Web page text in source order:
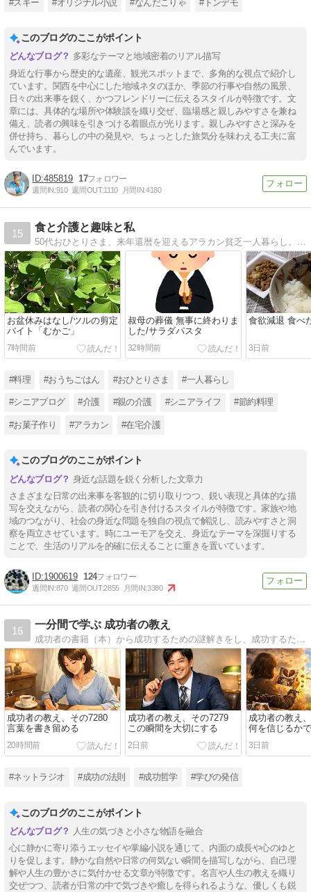
#スキー #オリジナル小説 #なんだこりゃ #トンデモ
このブログのここがポイント
多彩なテーマと地域密着のリアル描写
身近な行事から歴史的な遺産、観光スポットまで、多角的な視点で紹介し
ています。関西を中心にした地域ネタのほか、季節の行事や自然の風景、
日々の出来事を鋭く、かつフレンドリーに伝えるスタイルが特徴です。文
章には、具体的な場所や体験談を織り交ぜ、臨場感と親しみやすさを兼ね
備え、読者の興味を引きつける着眼点が光ります。親しみやすさと深みを
併せ持ち、暮らしの中の発見や、ちょっとした旅気分を味わえる工夫に富
んでいます。
485819 17
週間IN:910 週間OUT:1110 月間IN:4180
15
食と介護と趣味と私
お盆休みはなし/ツルの剪定
バイト「むかご」
7時間前
叔母の葬儀 無事に終わりま
した/サラダパスタ
32時間前
食欲減退 食べ
3日前
#料理 #おうちごはん #おひとりさま #一人暮らし
#シニアブログ #介護 #親の介護 #シニアライフ #節約料理
#お菓子作り #アラカン #在宅介護
このブログのここがポイント
身近な話題を鋭く分析した文章力
さまざまな日常の出来事を客観的に切り取りつつ、鋭い表現と具体的な描
写を交えながら、読者の関心を引き付けるスタイルが特徴です。家族や地
域のつながり、社会の身近な問題を独自の視点で解説し、読みやすさと洞
察を両立させています。時にユーモアを交え、身近なテーマを深掘りする
ことで、生活のリアルを的確に伝えることに重きを置いています。
1900619 124
週間IN:870 週間OUT:2855 月間IN:3380
16
一分間で学ぶ 成功者の教え
成功者の教え、その7280
言葉を書き留める
20時間前
成功者の教え、その7279
この瞬間を大切にする
2日前
成功者の教え
何を信じるか
3日前
#ネットラジオ #成功の法則 #成功哲学 #学びの発信
このブログのここがポイント
人生の気づきと小さな物語を融合
心に静かに寄り添うエッセイや掌編小説を通じて、内面の成長や心のゆと
りを促します。静かな自然や日常の何気ない瞬間を描写しながら、自己理
解や人生の豊かさに気付かせる文章が特徴です。名言や人生の教えを織り
交ぜつつ、読者が日常の中で気づきや癒しを得られるような、優しくも鋭